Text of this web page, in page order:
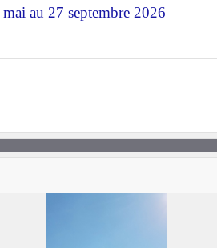
au 27 septembre 2026